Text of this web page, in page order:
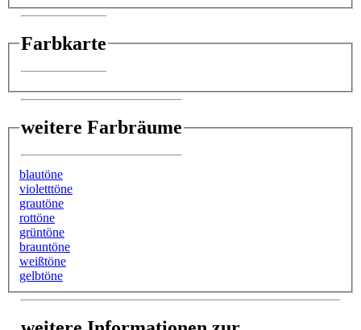
Farbkarte
weitere Farbräume
blautöne
violetttöne
grautöne
rottöne
grüntöne
brauntöne
weißtöne
gelbtöne